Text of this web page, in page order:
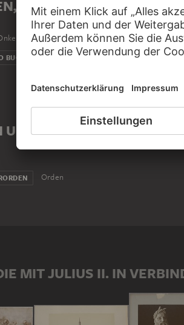
DIE MIT JULIUS II. IN
BUONARROTI Künstler
UND INSTITUTIONEN, ZU
Orden
MIT JULIUS II. IN